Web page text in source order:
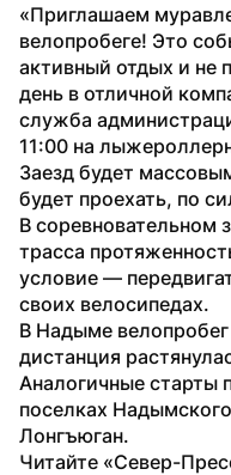
«Приглашаем
велопробеге! Это
активный отдых и не
день в отличной
служба
11:00 на
Заезд будет
будет проехать, по
В соревновательном
трасса
условие —
своих велосипедах.
В Надыме велопробег
дистанция
Аналогичные старты
поселках
Лонгъюган.
Читайте «Север-